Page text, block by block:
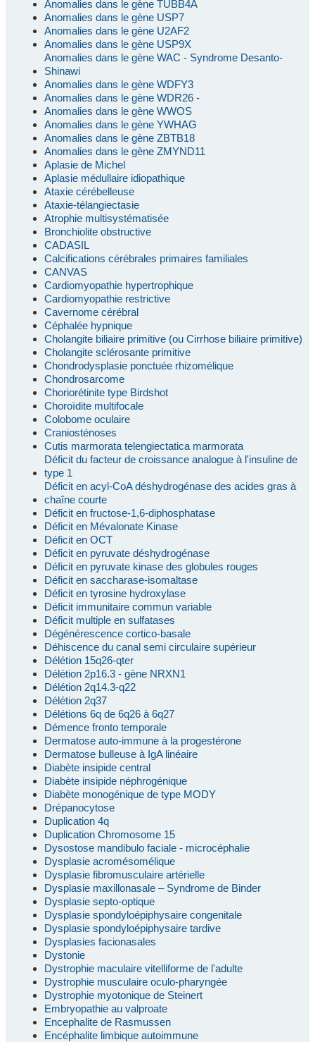
Anomalies dans le gène TUBB4A
Anomalies dans le gène USP7
Anomalies dans le gène U2AF2
Anomalies dans le gène USP9X
Anomalies dans le gène WAC - Syndrome Desanto-
Shinawi
Anomalies dans le gène WDFY3
Anomalies dans le gène WDR26 -
Anomalies dans le gène WWOS
Anomalies dans le gène YWHAG
Anomalies dans le gène ZBTB18
Anomalies dans le gène ZMYND11
Aplasie de Michel
Aplasie médullaire idiopathique
Ataxie cérébelleuse
Ataxie-télangiectasie
Atrophie multisystématisée
Bronchiolite obstructive
CADASIL
Calcifications cérébrales primaires familiales
CANVAS
Cardiomyopathie hypertrophique
Cardiomyopathie restrictive
Cavernome cérébral
Céphalée hypnique
Cholangite biliaire primitive (ou Cirrhose biliaire primitive)
Cholangite sclérosante primitive
Chondrodysplasie ponctuée rhizomélique
Chondrosarcome
Choriorétinite type Birdshot
Choroïdite multifocale
Colobome oculaire
Craniosténoses
Cutis marmorata telengiectatica marmorata
Déficit du facteur de croissance analogue à l'insuline de
type 1
Déficit en acyl-CoA déshydrogénase des acides gras à
chaîne courte
Déficit en fructose-1,6-diphosphatase
Déficit en Mévalonate Kinase
Déficit en OCT
Déficit en pyruvate déshydrogénase
Déficit en pyruvate kinase des globules rouges
Déficit en saccharase-isomaltase
Déficit en tyrosine hydroxylase
Déficit immunitaire commun variable
Déficit multiple en sulfatases
Dégénérescence cortico-basale
Déhiscence du canal semi circulaire supérieur
Délétion 15q26-qter
Délétion 2p16.3 - gène NRXN1
Délétion 2q14.3-q22
Délétion 2q37
Délétions 6q de 6q26 à 6q27
Démence fronto temporale
Dermatose auto-immune à la progestérone
Dermatose bulleuse à IgA linéaire
Diabète insipide central
Diabète insipide néphrogénique
Diabète monogénique de type MODY
Drépanocytose
Duplication 4q
Duplication Chromosome 15
Dysostose mandibulo faciale - microcéphalie
Dysplasie acromésomélique
Dysplasie fibromusculaire artérielle
Dysplasie maxillonasale – Syndrome de Binder
Dysplasie septo-optique
Dysplasie spondyloépiphysaire congenitale
Dysplasie spondyloépiphysaire tardive
Dysplasies facionasales
Dystonie
Dystrophie maculaire vitelliforme de l'adulte
Dystrophie musculaire oculo-pharyngée
Dystrophie myotonique de Steinert
Embryopathie au valproate
Encephalite de Rasmussen
Encéphalite limbique autoimmune